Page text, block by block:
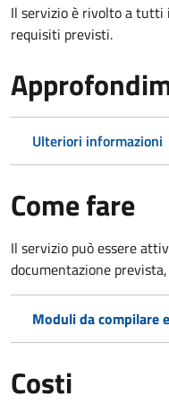
Il servizio è rivolto a tutti
requisiti previsti.
Ulteriori informazioni
Come fare
Il servizio può essere
documentazione
Moduli da compilare
Costi